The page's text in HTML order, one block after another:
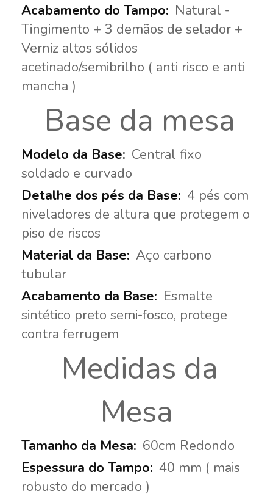
Natural -
Tingimento + 3 demãos de selador +
Verniz altos sólidos
acetinado/semibrilho ( anti risco e anti
mancha )
Base da mesa
Central fixo
soldado e curvado
4 pés com
niveladores de altura que protegem o
piso de riscos
Aço carbono
tubular
Esmalte
sintético preto semi-fosco, protege
contra ferrugem
Medidas da
Mesa
60cm Redondo
40 mm ( mais
robusto do mercado )